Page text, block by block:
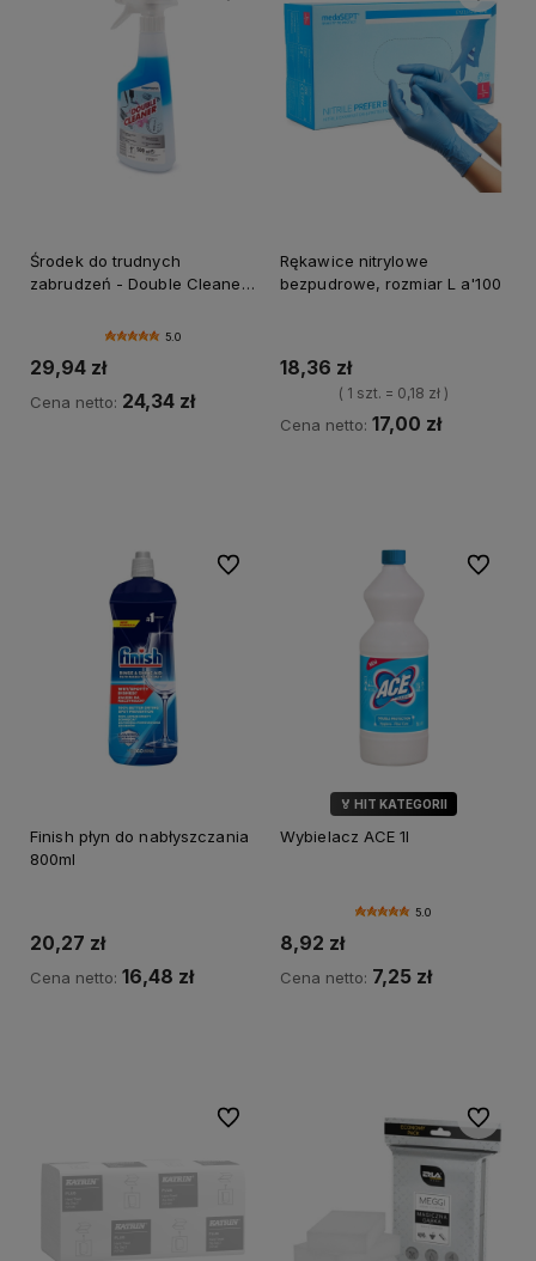
Środek do trudnych
zabrudzeń - Double Cleaner
5.0
29,94 zł
Cena netto: 24,34 zł
Rękawice nitrylowe
bezpudrowe, rozmiar L a'100
18,36 zł
( 1 szt. = 0,18 zł )
Cena netto: 17,00 zł
Finish płyn do nabłyszczania
800ml
20,27 zł
Cena netto: 16,48 zł
Do ulubionych
🏅 HIT KATEGORII
Wybielacz ACE 1l
5.0
8,92 zł
Cena netto: 7,25 zł
Do
Do ulubionych Do